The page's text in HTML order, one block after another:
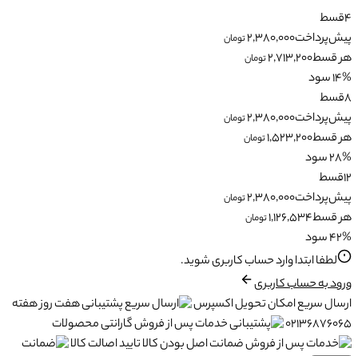
4قسط
پیش‌پرداخت2,380,000تومان
هر قسط2,713,200تومان
14% سود
8قسط
پیش‌پرداخت2,380,000تومان
هر قسط1,523,200تومان
28% سود
12قسط
پیش‌پرداخت2,380,000تومان
هر قسط1,126,534تومان
42% سود
لطفا ابتدا وارد حساب کاربری شوید.
ورود به حساب کاربری
ارسال سریعامکان تحویل اکسپرس پشتیبانیهفت روز هفته
02136876065
خدمات پس از فروشگارانتی محصولات
ضمانتاصل بودن کالا تایید اصالت کالا